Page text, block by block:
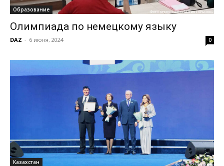
Образование
Олимпиада по немецкому языку
DAZ - 6 июня, 2024 0
Казахстан